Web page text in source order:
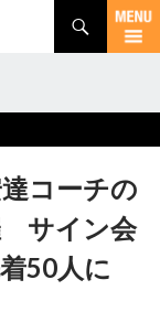
コーチの
サイン会
50人に